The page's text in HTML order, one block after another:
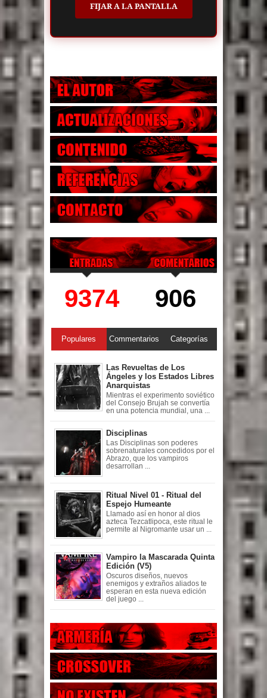
FIJAR A LA PANTALLA
9374 906
Populares Commentarios Categorías
Las Revueltas de Los
Ángeles y los Estados Libres
Anarquistas
Mientras el experimento soviético
del Consejo Brujah se convertía
en una potencia mundial, una ...
Disciplinas
Las Disciplinas son poderes
sobrenaturales concedidos por el
Abrazo, que los vampiros
desarrollan ...
Ritual Nivel 01 - Ritual del
Espejo Humeante
Llamado así en honor al dios
azteca Tezcatlipoca, este ritual le
permite al Nigromante usar un ...
Vampiro la Mascarada Quinta
Edición (V5)
Oscuros diseños, nuevos
enemigos y extraños aliados te
esperan en esta nueva edición
del juego ...